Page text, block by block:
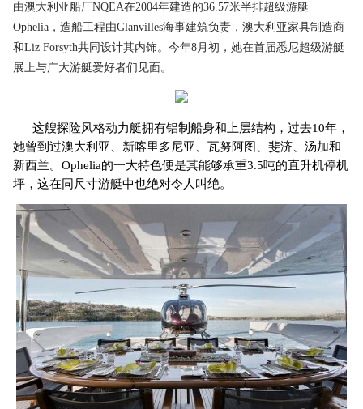
由澳大利亚船厂NQEA在2004年建造的36.57米半排超级游艇
Ophelia，造船工程由Glanvilles海事建筑负责，澳大利亚家具制造商
和Liz Forsyth共同设计其内饰。今年8月初，她在首届悉尼超级游艇
展上与广大游艇爱好者们见面。
这艘探险风格动力艇拥有铝制船身和上层结构，过去10年，
她曾到过澳大利亚、新喀里多尼亚、瓦努阿图、斐济、汤加和
新西兰。Ophelia的一大特色便是其能够承重3.5吨的直升机停机
坪，这在同尺寸游艇中也绝对令人叫绝。